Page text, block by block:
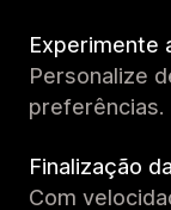
Experimente
Personalize
preferências.
Finalização
Com